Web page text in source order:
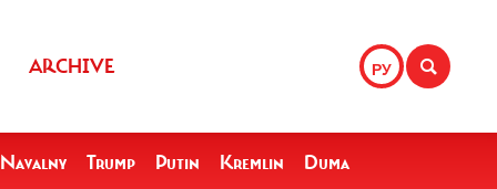
РУ
ARCHIVE
Navalny Trump Putin Kremlin Duma